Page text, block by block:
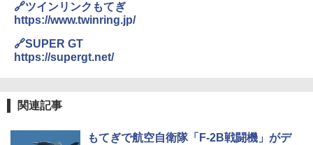
🔗ツインリンクもてぎ
https://www.twinring.jp/
🔗SUPER GT
https://supergt.net/
関連記事
もてぎで航空自衛隊「F-2B戦闘機」がデ